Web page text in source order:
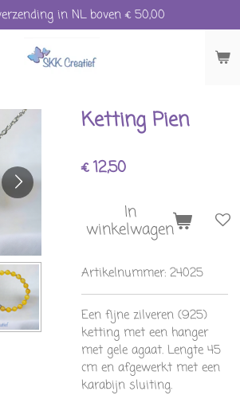
in NL boven € 50,00
Ketting Pien
€ 12,50
In
winkelwagen
Artikelnummer: 24025
Een fijne zilveren (925)
ketting met een hanger
met gele agaat. Lengte 45
cm en afgewerkt met een
karabijn sluiting.